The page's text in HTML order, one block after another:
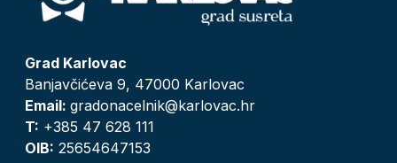
Grad Karlovac
Banjavčićeva 9, 47000 Karlovac
Email: gradonacelnik@karlovac.hr
T: +385 47 628 111
OIB: 25654647153